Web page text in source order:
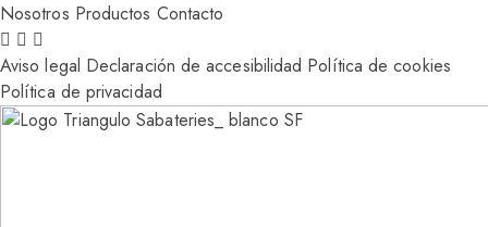
Nosotros Productos Contacto
Aviso legal Declaración de accesibilidad Política de cookies
Política de privacidad